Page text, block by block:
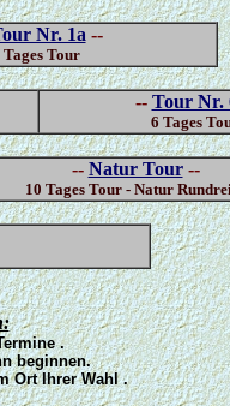
Nr. 1a --
Tages Tour
-- Tour Nr.
6 Tages
-- Natur Tour--
10 Tages Tour - Natur
.
beginnen.
Ort Ihrer Wahl .